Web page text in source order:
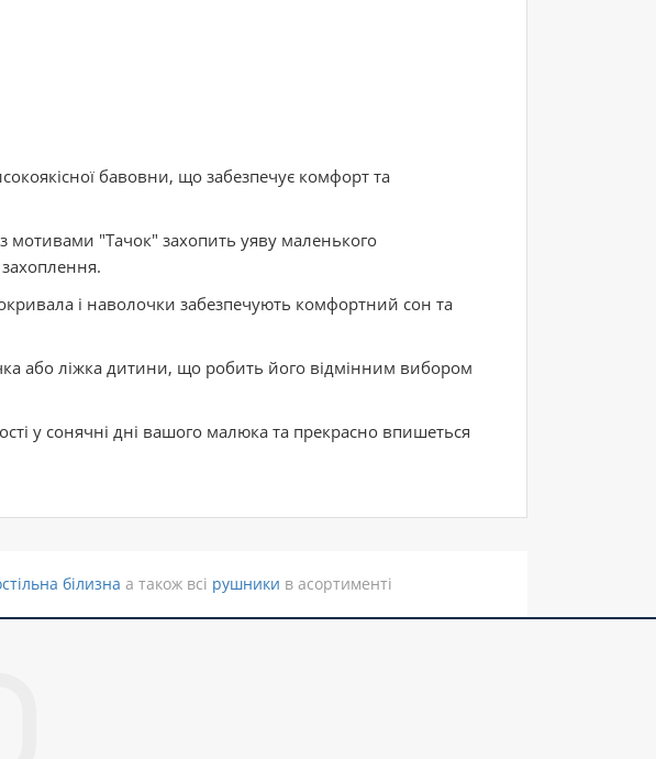
бавовни, що забезпечує комфорт та
мотивами "Тачок" захопить уяву маленького
і наволочки забезпечують комфортний сон та
або ліжка дитини, що робить його відмінним вибором
у сонячні дні вашого малюка та прекрасно впишеться
білизна а також всі рушники в асортименті